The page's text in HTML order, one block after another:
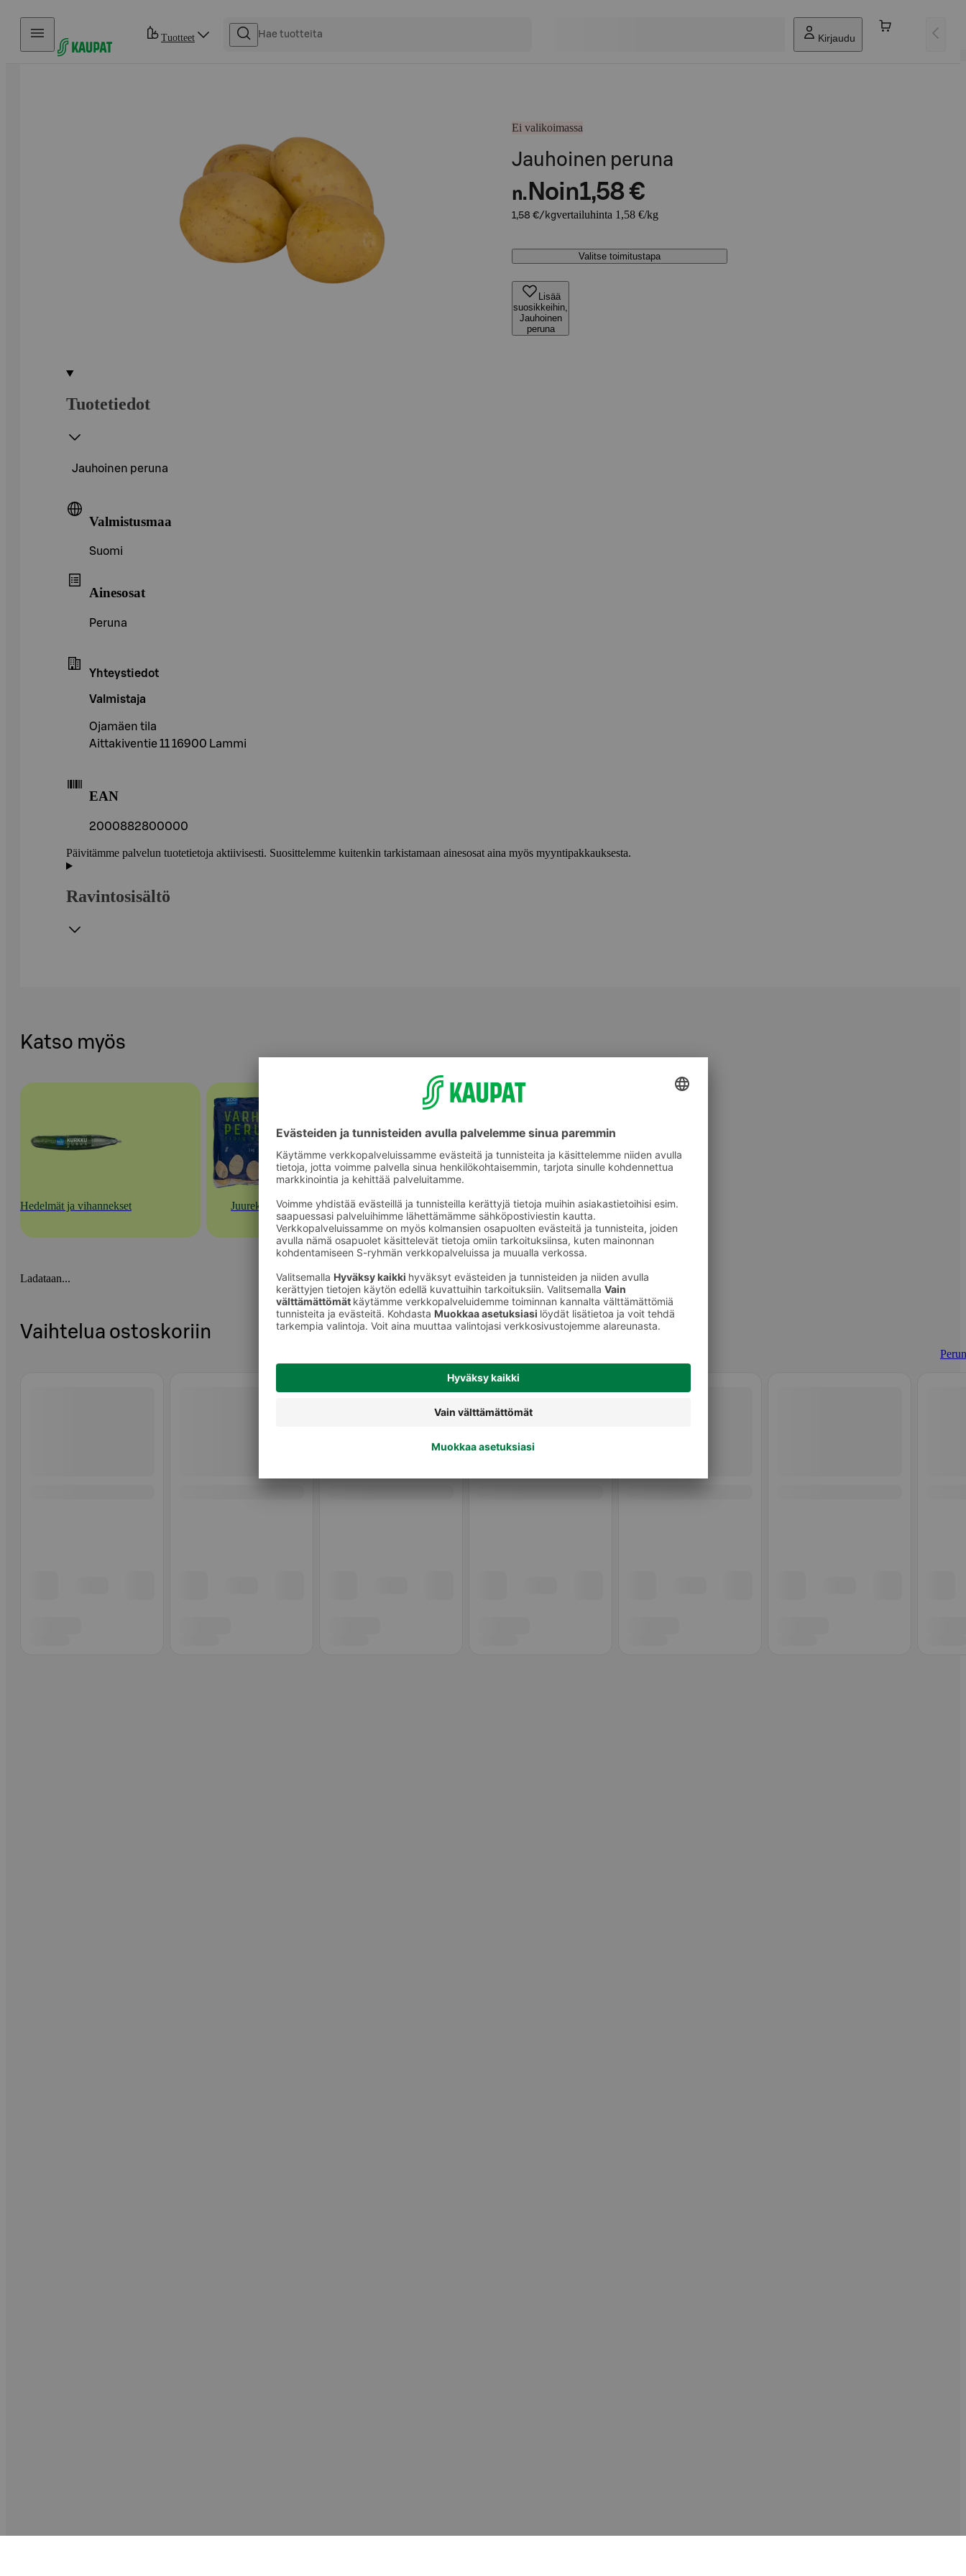
Hyppää sisältöön
Tuotteet Kirjaudu
Ei valikoimassa
Jauhoinen peruna
n. Noin1,58 €
1,58 €/kgvertailuhinta 1,58 €/kg
Valitse toimitustapa
Lisää
suosikkeihin,
Jauhoinen
peruna
Tuotetiedot
Jauhoinen peruna
Valmistusmaa
Suomi
Ainesosat
Peruna
Yhteystiedot
Valmistaja
Ojamäen tila
Aittakiventie 11 16900 Lammi
EAN
2000882800000
Päivitämme palvelun tuotetietoja aktiivisesti. Suosittelemme kuitenkin tarkistamaan ainesosat aina myös myyntipakkauksesta.
Ravintosisältö
Katso myös
Hedelmät ja vihannekset Juurekset Perunat
Ladataan...
Vaihtelua ostoskoriin